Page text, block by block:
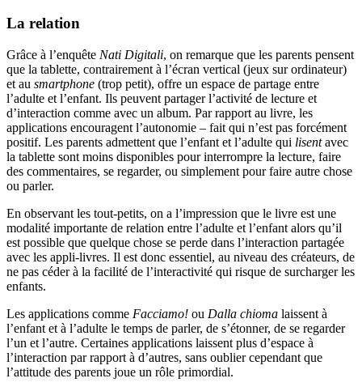
La relation
Grâce à l’enquête Nati Digitali, on remarque que les parents pensent
que la tablette, contrairement à l’écran vertical (jeux sur ordinateur)
et au smartphone (trop petit), offre un espace de partage entre
l’adulte et l’enfant. Ils peuvent partager l’activité de lecture et
d’interaction comme avec un album. Par rapport au livre, les
applications encouragent l’autonomie – fait qui n’est pas forcément
positif. Les parents admettent que l’enfant et l’adulte qui lisentavec
la tablette sont moins disponibles pour interrompre la lecture, faire
des commentaires, se regarder, ou simplement pour faire autre chose
ou parler.
En observant les tout-petits, on a l’impression que le livre est une
modalité importante de relation entre l’adulte et l’enfant alors qu’il
est possible que quelque chose se perde dans l’interaction partagée
avec les appli-livres. Il est donc essentiel, au niveau des créateurs, de
ne pas céder à la facilité de l’interactivité qui risque de surcharger les
enfants.
Les applications comme Facciamo! ou Dalla chioma laissent à
l’enfant et à l’adulte le temps de parler, de s’étonner, de se regarder
l’un et l’autre. Certaines applications laissent plus d’espace à
l’interaction par rapport à d’autres, sans oublier cependant que
l’attitude des parents joue un rôle primordial.